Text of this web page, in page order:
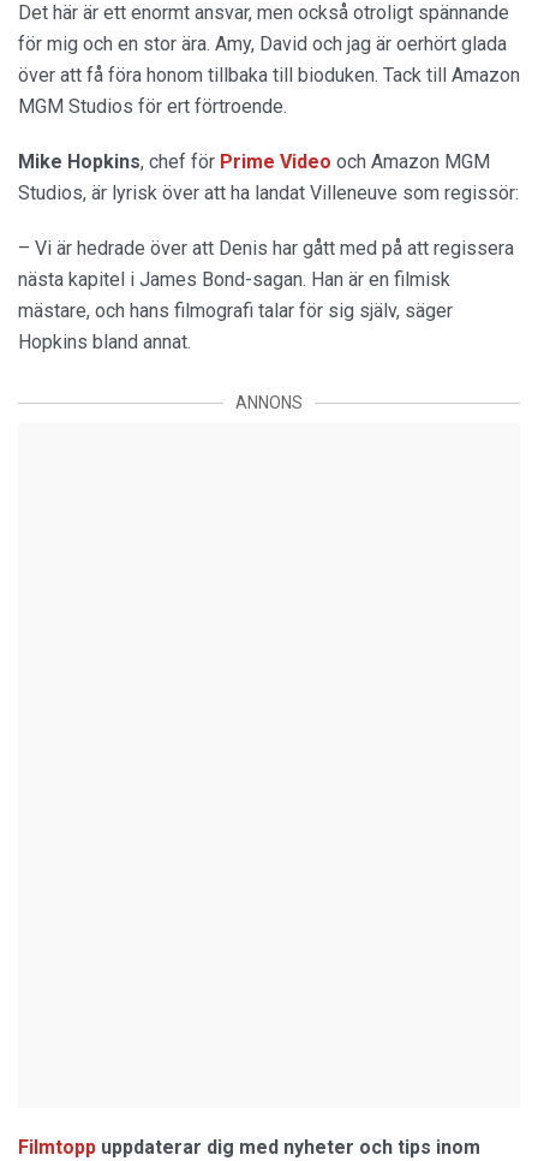
Det här är ett enormt ansvar, men också otroligt spännande
för mig och en stor ära. Amy, David och jag är oerhört glada
över att få föra honom tillbaka till bioduken. Tack till Amazon
MGM Studios för ert förtroende.
Mike Hopkins, chef för Prime Video och Amazon MGM
Studios, är lyrisk över att ha landat Villeneuve som regissör:
– Vi är hedrade över att Denis har gått med på att regissera
nästa kapitel i James Bond-sagan. Han är en filmisk
mästare, och hans filmografi talar för sig själv, säger
Hopkins bland annat.
ANNONS
Filmtopp uppdaterar dig med nyheter och tips inom